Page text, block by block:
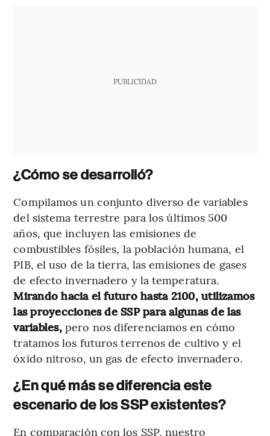
PUBLICIDAD
¿Cómo se desarrolló?
Compilamos un conjunto diverso de variables
del sistema terrestre para los últimos 500
años, que incluyen las emisiones de
combustibles fósiles, la población humana, el
PIB, el uso de la tierra, las emisiones de gases
de efecto invernadero y la temperatura.
Mirando hacia el futuro hasta 2100, utilizamos
las proyecciones de SSP para algunas de las
variables,pero nos diferenciamos en cómo
tratamos los futuros terrenos de cultivo y el
óxido nitroso, un gas de efecto invernadero.
¿En qué más se diferencia este
escenario de los SSP existentes?
En comparación con los SSP, nuestro